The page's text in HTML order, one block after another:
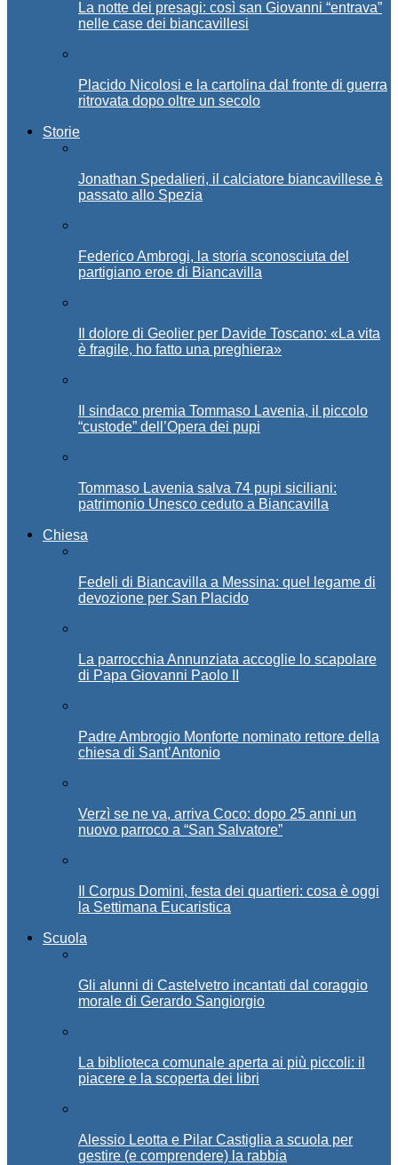
La notte dei presagi: così san Giovanni “entrava”
nelle case dei biancavillesi
Placido Nicolosi e la cartolina dal fronte di guerra
ritrovata dopo oltre un secolo
Storie
Jonathan Spedalieri, il calciatore biancavillese è
passato allo Spezia
Federico Ambrogi, la storia sconosciuta del
partigiano eroe di Biancavilla
Il dolore di Geolier per Davide Toscano: «La vita
è fragile, ho fatto una preghiera»
Il sindaco premia Tommaso Lavenia, il piccolo
“custode” dell’Opera dei pupi
Tommaso Lavenia salva 74 pupi siciliani:
patrimonio Unesco ceduto a Biancavilla
Chiesa
Fedeli di Biancavilla a Messina: quel legame di
devozione per San Placido
La parrocchia Annunziata accoglie lo scapolare
di Papa Giovanni Paolo II
Padre Ambrogio Monforte nominato rettore della
chiesa di Sant’Antonio
Verzì se ne va, arriva Coco: dopo 25 anni un
nuovo parroco a “San Salvatore”
Il Corpus Domini, festa dei quartieri: cosa è oggi
la Settimana Eucaristica
Scuola
Gli alunni di Castelvetro incantati dal coraggio
morale di Gerardo Sangiorgio
La biblioteca comunale aperta ai più piccoli: il
piacere e la scoperta dei libri
Alessio Leotta e Pilar Castiglia a scuola per
gestire (e comprendere) la rabbia